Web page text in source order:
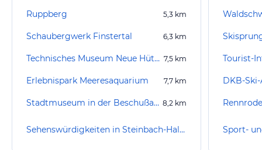
Ruppberg 5,3 km
Schaubergwerk Finstertal 6,3 km
Technisches Museum Neue Hütte 7,5 km
Erlebnispark Meeresaquarium 7,7 km
Stadtmuseum in der Beschußanstalt 8,2 km
Sehenswürdigkeiten in Steinbach-Hallenberg
Tourist-
DKB-